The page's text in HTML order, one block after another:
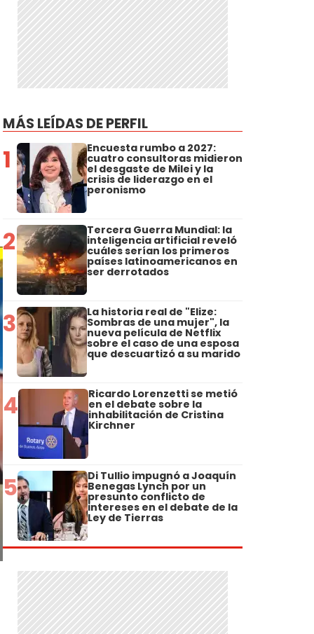
MÁS LEÍDAS DE PERFIL
1 Encuesta rumbo a 2027:
cuatro consultoras midieron
el desgaste de Milei y la
crisis de liderazgo en el
peronismo
2 Tercera Guerra Mundial: la
inteligencia artificial reveló
cuáles serían los primeros
países latinoamericanos en
ser derrotados
3 La historia real de "Elize:
Sombras de una mujer", la
nueva película de Netflix
sobre el caso de una esposa
que descuartizó a su marido
4 Ricardo Lorenzetti se metió
en el debate sobre la
inhabilitación de Cristina
Kirchner
5 Di Tullio impugnó a Joaquín
Benegas Lynch por un
presunto conflicto de
intereses en el debate de la
Ley de Tierras